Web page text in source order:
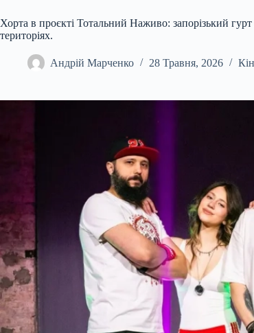
Хорта в проєкті Тотальний Наживо: запорізький
територіях.
Андрій Марченко 28 Травня, 2026